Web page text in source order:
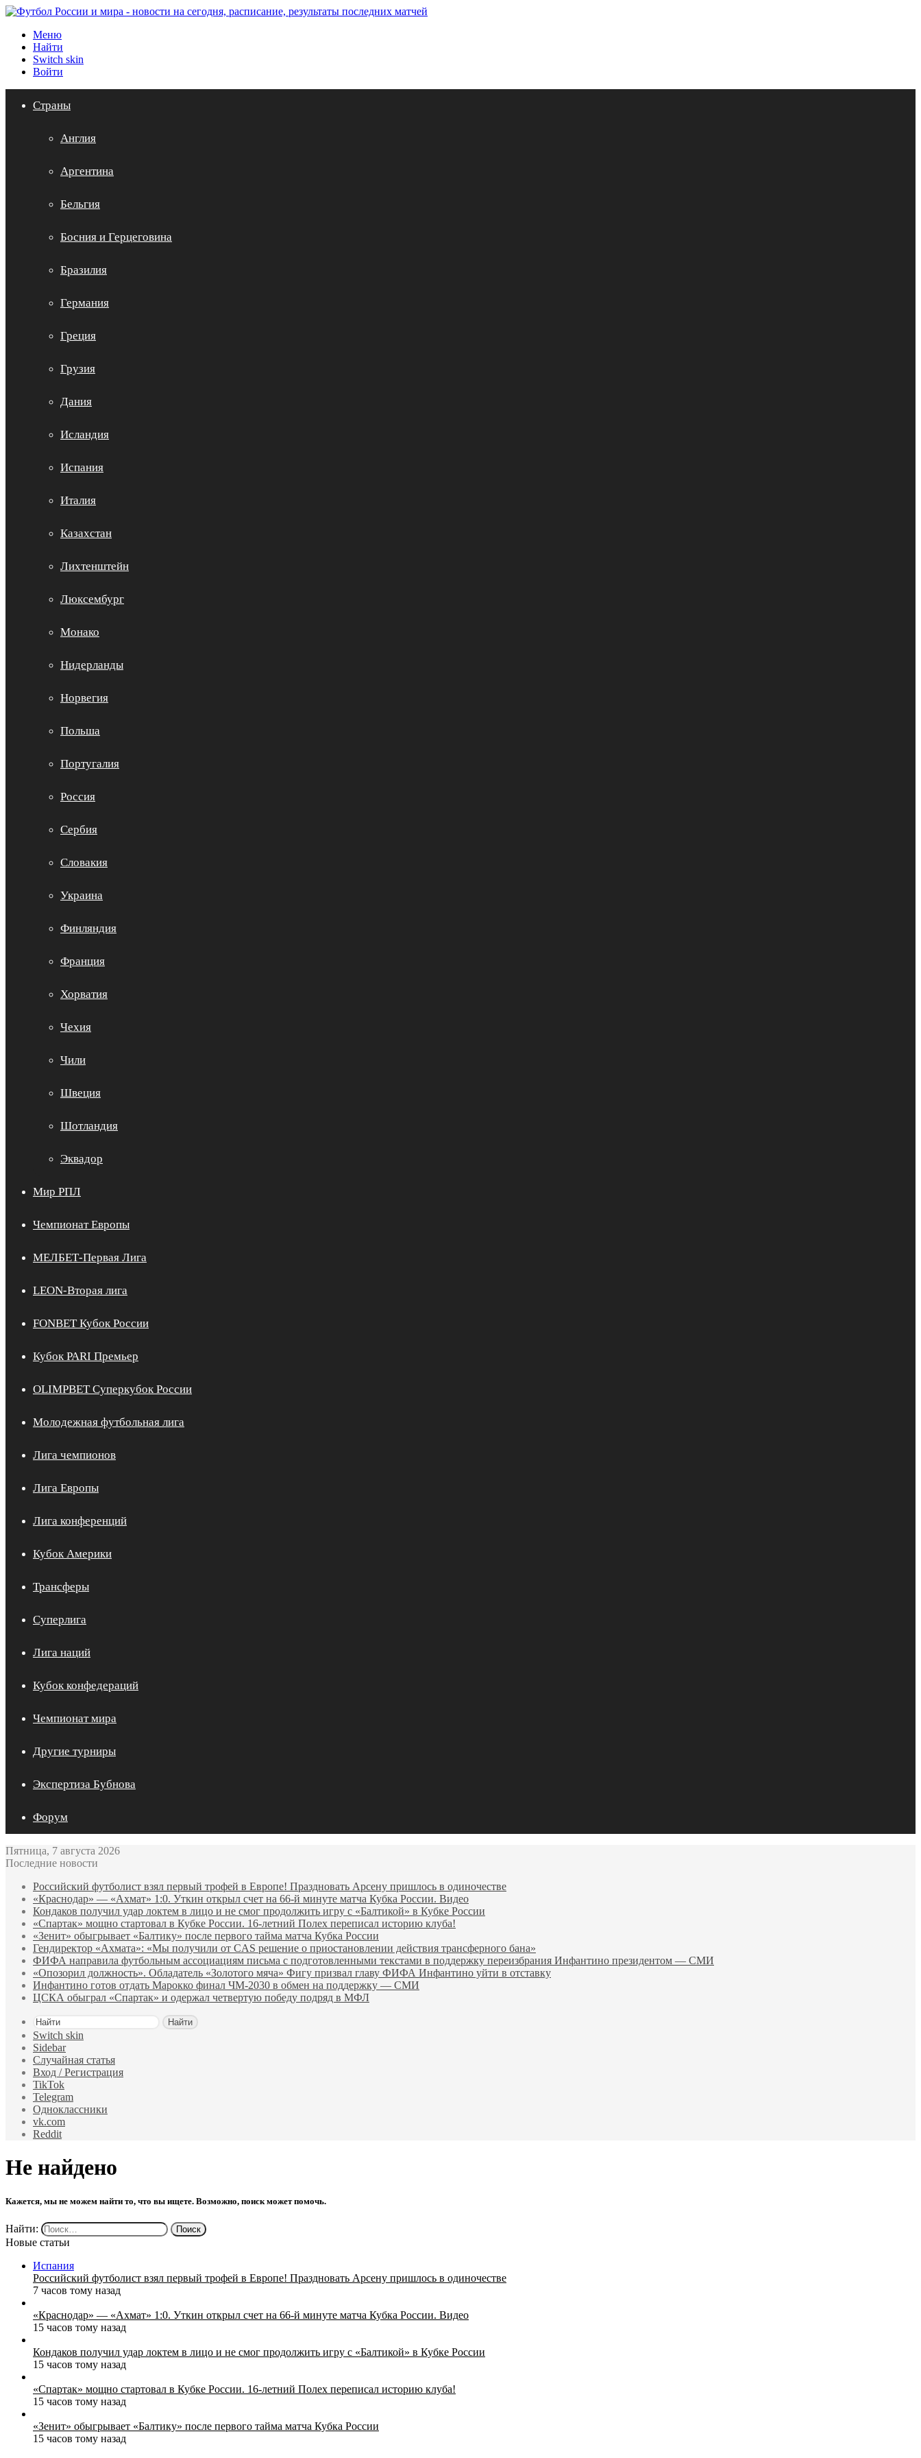
Меню
Найти
Switch skin
Войти
Страны
Англия
Аргентина
Бельгия
Босния и Герцеговина
Бразилия
Германия
Греция
Грузия
Дания
Исландия
Испания
Италия
Казахстан
Лихтенштейн
Люксембург
Монако
Нидерланды
Норвегия
Польша
Португалия
Россия
Сербия
Словакия
Украина
Финляндия
Франция
Хорватия
Чехия
Чили
Швеция
Шотландия
Эквадор
Мир РПЛ
Чемпионат Европы
МЕЛБЕТ-Первая Лига
LEON-Вторая лига
FONBET Кубок России
Кубок PARI Премьер
OLIMPBET Суперкубок России
Молодежная футбольная лига
Лига чемпионов
Лига Европы
Лига конференций
Кубок Америки
Трансферы
Суперлига
Лига наций
Кубок конфедераций
Чемпионат мира
Другие турниры
Экспертиза Бубнова
Форум
Пятница, 7 августа 2026
Последние новости
Российский футболист взял первый трофей в Европе! Праздновать Арсену пришлось в одиночестве
«Краснодар» — «Ахмат» 1:0. Уткин открыл счет на 66‑й минуте матча Кубка России. Видео
Кондаков получил удар локтем в лицо и не смог продолжить игру с «Балтикой» в Кубке России
«Спартак» мощно стартовал в Кубке России. 16-летний Полех переписал историю клуба!
«Зенит» обыгрывает «Балтику» после первого тайма матча Кубка России
Гендиректор «Ахмата»: «Мы получили от CAS решение о приостановлении действия трансферного бана»
ФИФА направила футбольным ассоциациям письма с подготовленными текстами в поддержку переизбрания Инфантино президентом — СМИ
«Опозорил должность». Обладатель «Золотого мяча» Фигу призвал главу ФИФА Инфантино уйти в отставку
Инфантино готов отдать Марокко финал ЧМ‑2030 в обмен на поддержку — СМИ
ЦСКА обыграл «Спартак» и одержал четвертую победу подряд в МФЛ
Найти
Switch skin
Sidebar
Случайная статья
Вход / Регистрация
TikTok
Telegram
Одноклассники
vk.com
Reddit
Не найдено
Кажется, мы не можем найти то, что вы ищете. Возможно, поиск может помочь.
Найти:
Новые статьи
Испания
Российский футболист взял первый трофей в Европе! Праздновать Арсену пришлось в одиночестве
7 часов тому назад
«Краснодар» — «Ахмат» 1:0. Уткин открыл счет на 66‑й минуте матча Кубка России. Видео
15 часов тому назад
Кондаков получил удар локтем в лицо и не смог продолжить игру с «Балтикой» в Кубке России
15 часов тому назад
«Спартак» мощно стартовал в Кубке России. 16-летний Полех переписал историю клуба!
15 часов тому назад
«Зенит» обыгрывает «Балтику» после первого тайма матча Кубка России
15 часов тому назад